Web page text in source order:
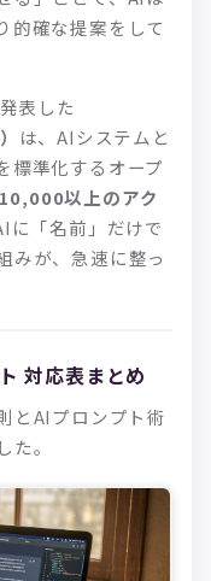
的確な提案をして
表した
は、AIシステムと
標準化するオープ
10,000以上のアク
に「名前」だけで
みが、急速に整っ
対応表まとめ
とAIプロンプト術
。